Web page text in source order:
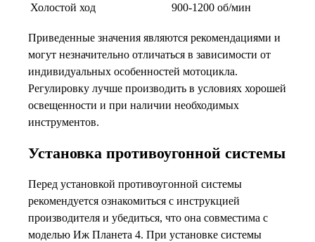
Холостой ход
900-1200 об/мин
Приведенные значения являются рекомендациями и
могут незначительно отличаться в зависимости от
индивидуальных особенностей мотоцикла.
Регулировку лучше производить в условиях хорошей
освещенности и при наличии необходимых
инструментов.
Установка противоугонной системы
Перед установкой противоугонной системы
рекомендуется ознакомиться с инструкцией
производителя и убедиться, что она совместима с
моделью Иж Планета 4. При установке системы